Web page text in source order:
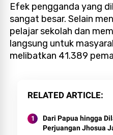
Efek pengganda yang
sangat besar. Selain
pelajar sekolah dan
langsung untuk
melibatkan 41.389
RELATED ARTICLE
Dari Papua hingga
Perjuangan Jhosua